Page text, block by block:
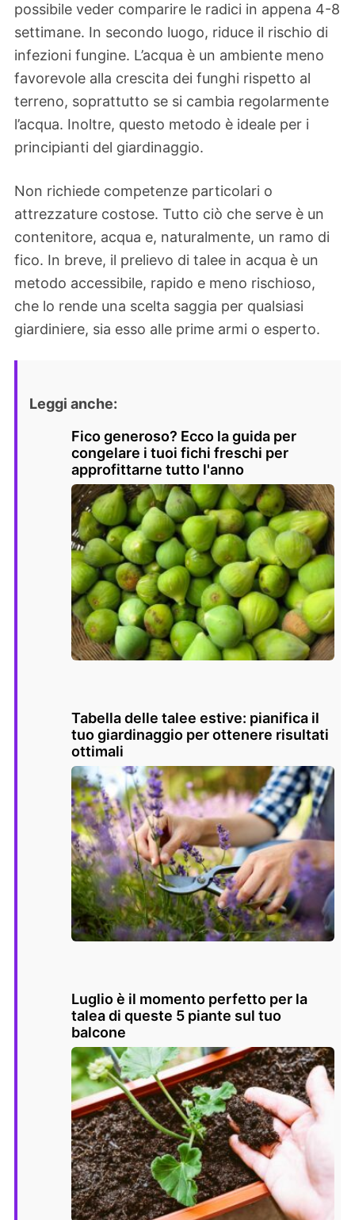
possibile veder comparire le radici in appena 4-8
settimane. In secondo luogo, riduce il rischio di
infezioni fungine. L’acqua è un ambiente meno
favorevole alla crescita dei funghi rispetto al
terreno, soprattutto se si cambia regolarmente
l’acqua. Inoltre, questo metodo è ideale per i
principianti del giardinaggio.
Non richiede competenze particolari o
attrezzature costose. Tutto ciò che serve è un
contenitore, acqua e, naturalmente, un ramo di
fico. In breve, il prelievo di talee in acqua è un
metodo accessibile, rapido e meno rischioso,
che lo rende una scelta saggia per qualsiasi
giardiniere, sia esso alle prime armi o esperto.
Leggi anche:
Fico generoso? Ecco la guida per
congelare i tuoi fichi freschi per
approfittarne tutto l'anno
Tabella delle talee estive: pianifica il
tuo giardinaggio per ottenere risultati
ottimali
Luglio è il momento perfetto per la
talea di queste 5 piante sul tuo
balcone